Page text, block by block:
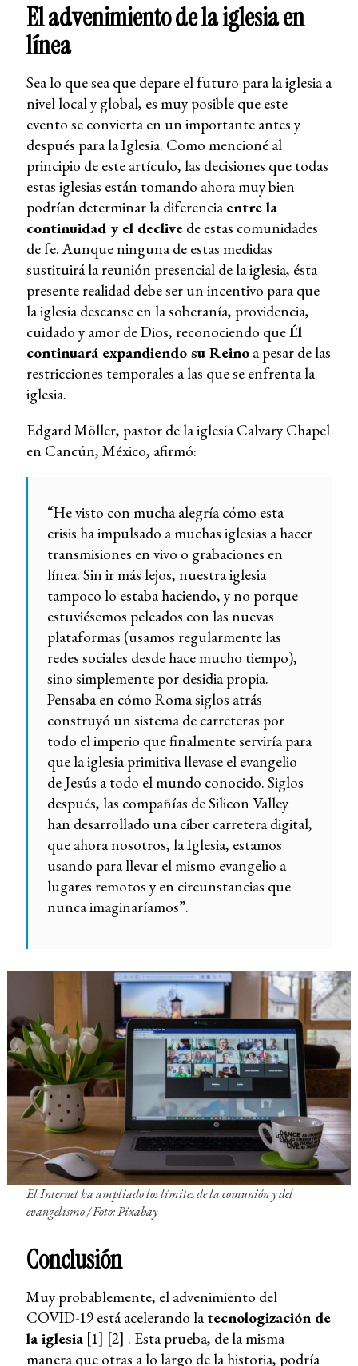
El advenimiento de la iglesia en
línea
Sea lo que sea que depare el futuro para la iglesia a
nivel local y global, es muy posible que este
evento se convierta en un importante antes y
después para la Iglesia. Como mencioné al
principio de este artículo, las decisiones que todas
estas iglesias están tomando ahora muy bien
podrían determinar la diferencia entre la
continuidad y el declivede estas comunidades
de fe. Aunque ninguna de estas medidas
sustituirá la reunión presencial de la iglesia, ésta
presente realidad debe ser un incentivo para que
la iglesia descanse en la soberanía, providencia,
cuidado y amor de Dios, reconociendo queÉl
continuará expandiendo su Reinoa pesar de las
restricciones temporales a las que se enfrenta la
iglesia.
Edgard Möller, pastor de la iglesia Calvary Chapel
en Cancún, México, afirmó:
“He visto con mucha alegría cómo esta
crisis ha impulsado a muchas iglesias a hacer
transmisiones en vivo o grabaciones en
línea. Sin ir más lejos, nuestra iglesia
tampoco lo estaba haciendo, y no porque
estuviésemos peleados con las nuevas
plataformas (usamos regularmente las
redes sociales desde hace mucho tiempo),
sino simplemente por desidia propia.
Pensaba en cómo Roma siglos atrás
construyó un sistema de carreteras por
todo el imperio que finalmente serviría para
que la iglesia primitiva llevase el evangelio
de Jesús a todo el mundo conocido. Siglos
después, las compañías de Silicon Valley
han desarrollado una ciber carretera digital,
que ahora nosotros, la Iglesia, estamos
usando para llevar el mismo evangelio a
lugares remotos y en circunstancias que
nunca imaginaríamos”.
El Internet ha ampliado los límites de la comunión y del
evangelismo /Foto: Pixabay
Conclusión
Muy probablemente, el advenimiento del
COVID-19 está acelerando la tecnologización de
la iglesia[1] [2] . Esta prueba, de la misma
manera que otras a lo largo de la historia, podría